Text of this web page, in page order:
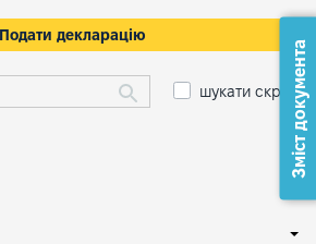
Подати декларацію
шукати скрізьЗміст документа